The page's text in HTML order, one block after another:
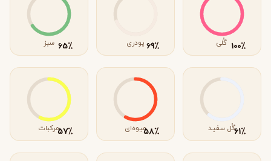
٪100 گُلی ٪69 پودری ٪65 سبز
٪61گُل سفید ٪58میوه‌ای ٪57مرکبات